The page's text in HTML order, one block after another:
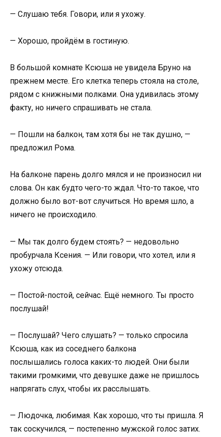
— Слушаю тебя. Говори, или я ухожу.
— Хорошо, пройдём в гостиную.
В большой комнате Ксюша не увидела Бруно на
прежнем месте. Его клетка теперь стояла на столе,
рядом с книжными полками. Она удивилась этому
факту, но ничего спрашивать не стала.
— Пошли на балкон, там хотя бы не так душно, —
предложил Рома.
На балконе парень долго мялся и не произносил ни
слова. Он как будто чего-то ждал. Что-то такое, что
должно было вот-вот случиться. Но время шло, а
ничего не происходило.
— Мы так долго будем стоять? — недовольно
пробурчала Ксения. — Или говори, что хотел, или я
ухожу отсюда.
— Постой-постой, сейчас. Ещё немного. Ты просто
послушай!
— Послушай? Чего слушать? — только спросила
Ксюша, как из соседнего балкона
послышались голоса каких-то людей. Они были
такими громкими, что девушке даже не пришлось
напрягать слух, чтобы их расслышать.
— Людочка, любимая. Как хорошо, что ты пришла. Я
так соскучился, — постепенно мужской голос затих.